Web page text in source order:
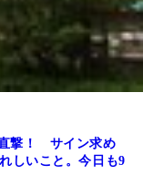
撃！ サイン求め
しいこと。今日も9